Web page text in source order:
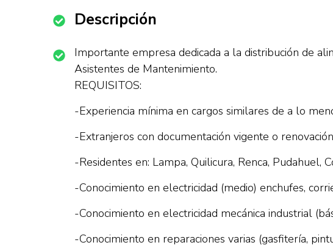
Descripción
Importante empresa dedicada a la distribución de
Asistentes de Mantenimiento.
REQUISITOS:
-Experiencia mínima en cargos similares de a lo
-Extranjeros con documentación vigente o
-Residentes en: Lampa, Quilicura, Renca, Pudahuel,
-Conocimiento en electricidad (medio) enchufes,
-Conocimiento en electricidad mecánica industrial
-Conocimiento en reparaciones varias (gasfitería,